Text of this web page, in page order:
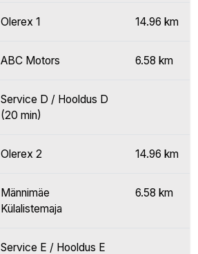
Olerex 1 14.96 km
ABC Motors 6.58 km
Service D / Hooldus D
(20 min)
Olerex 2 14.96 km
Männimäe
Külalistemaja
6.58 km
Service E / Hooldus E